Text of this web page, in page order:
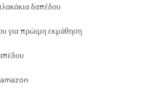
δαπέδου
για πρώιμη εκμάθηση